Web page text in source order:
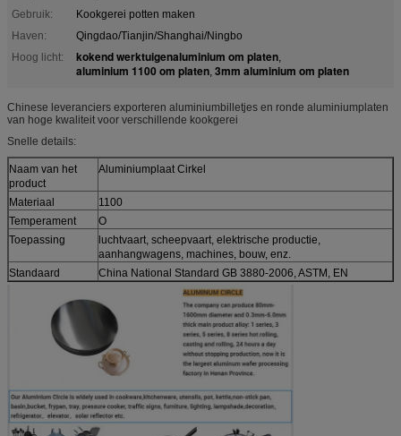
Gebruik:
Kookgerei potten maken
Haven:
Qingdao/Tianjin/Shanghai/Ningbo
Hoog licht:
kokend werktuigenaluminium om platen,
aluminium 1100 om platen, 3mm aluminium om platen
Chinese leveranciers exporteren aluminiumbilletjes en ronde aluminiumplaten
van hoge kwaliteit voor verschillende kookgerei
Snelle details:
Naam van het
product
Aluminiumplaat Cirkel
Materiaal
1100
Temperament
O
Toepassing
luchtvaart, scheepvaart, elektrische productie,
aanhangwagens, machines, bouw, enz.
Standaard
China National Standard GB 3880-2006, ASTM, EN